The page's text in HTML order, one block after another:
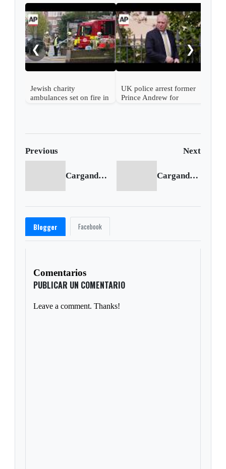
❮
Jewish charity
ambulances set on fire in
UK police arrest former
Prince Andrew for
❯
Previous Next
Cargando anterior... Cargando siguiente...
Blogger Facebook
Comentarios
PUBLICAR UN COMENTARIO
Leave a comment. Thanks!